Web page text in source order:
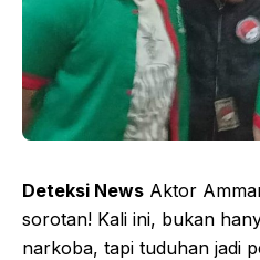
Deteksi News Aktor
sorotan! Kali ini, bukan
narkoba, tapi tuduhan jadi